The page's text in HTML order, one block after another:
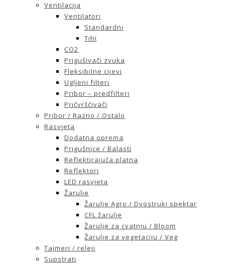
Ventilacija
Ventilatori
Standardni
Tihi
CO2
Prigušivači zvuka
Fleksibilne cijevi
Ugljeni filteri
Pribor – predfilteri
Pričvršćivači
Pribor / Razno / Ostalo
Rasvjeta
Dodatna oprema
Prigušnice / Balasti
Reflektirajuća platna
Reflektori
LED rasvjeta
Žarulje
Žarulje Agro / Dvostruki spektar
CFL žarulje
Žarulje za cvatnju / Bloom
Žarulje za vegetaciju / Veg
Tajmeri / releji
Supstrati